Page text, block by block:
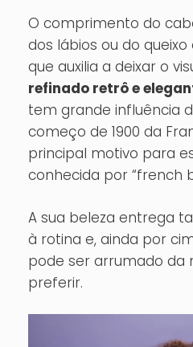
O comprimento do
dos lábios ou do
que auxilia a deixar o
refinado retrô e
tem grande influência
começo de 1900 da
principal motivo para
conhecida por “french
A sua beleza entrega
à rotina e, ainda por
pode ser arrumado da
preferir.